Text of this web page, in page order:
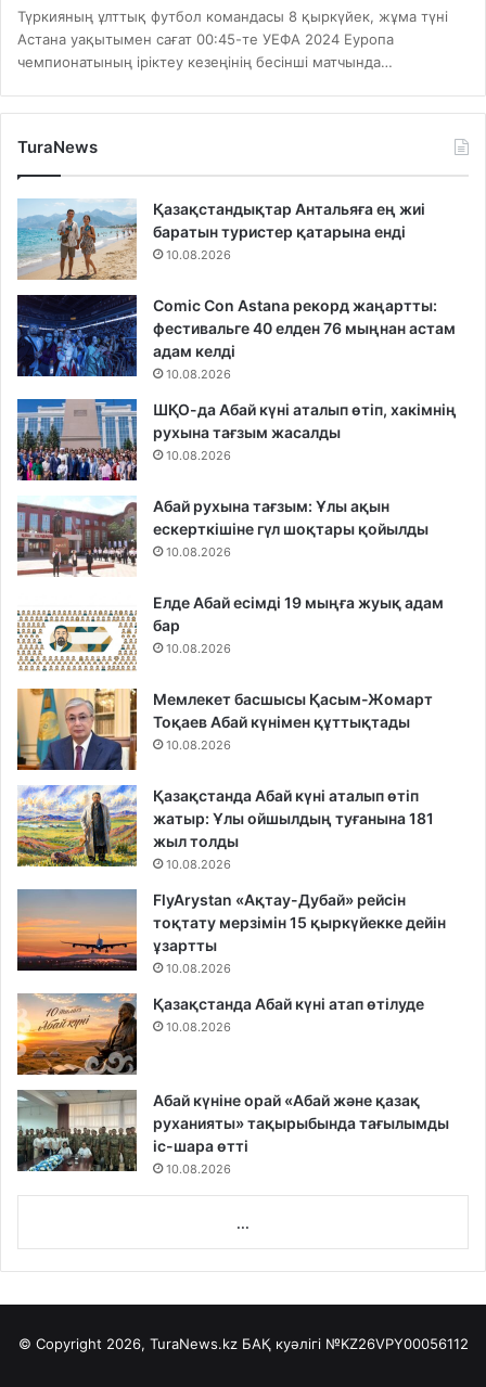
Түркияның ұлттық футбол командасы 8 қыркүйек, жұма түні
Астана уақытымен сағат 00:45-те УЕФА 2024 Еуропа
чемпионатының іріктеу кезеңінің бесінші матчында…
TuraNews
Қазақстандықтар Антальяға ең жиі
баратын туристер қатарына енді
10.08.2026
Comic Con Astana рекорд жаңартты:
фестивальге 40 елден 76 мыңнан астам
адам келді
10.08.2026
ШҚО-да Абай күні аталып өтіп, хакімнің
рухына тағзым жасалды
10.08.2026
Абай рухына тағзым: Ұлы ақын
ескерткішіне гүл шоқтары қойылды
10.08.2026
Елде Абай есімді 19 мыңға жуық адам
бар
10.08.2026
Мемлекет басшысы Қасым-Жомарт
Тоқаев Абай күнімен құттықтады
10.08.2026
Қазақстанда Абай күні аталып өтіп
жатыр: Ұлы ойшылдың туғанына 181
жыл толды
10.08.2026
FlyArystan «Ақтау-Дубай» рейсін
тоқтату мерзімін 15 қыркүйекке дейін
ұзартты
10.08.2026
Қазақстанда Абай күні атап өтілуде
10.08.2026
Абай күніне орай «Абай және қазақ
руханияты» тақырыбында тағылымды
іс-шара өтті
10.08.2026
...
© Copyright 2026, TuraNews.kz БАҚ куәлігі №KZ26VPY00056112